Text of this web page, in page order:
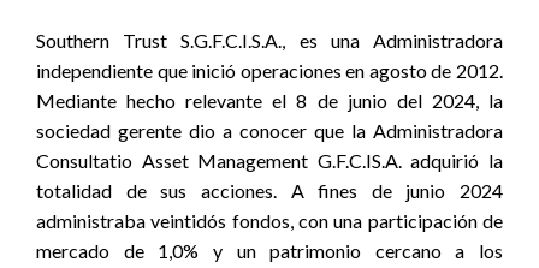
Southern Trust S.G.F.C.I.S.A., es una Administradora
independiente que inició operaciones en agosto de 2012.
Mediante hecho relevante el 8 de junio del 2024, la
sociedad gerente dio a conocer que la Administradora
Consultatio Asset Management G.F.C.IS.A. adquirió la
totalidad de sus acciones. A fines de junio 2024
administraba veintidós fondos, con una participación de
mercado de 1,0% y un patrimonio cercano a los